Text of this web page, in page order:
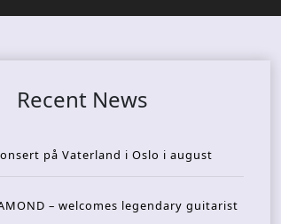
Recent News
på Vaterland i Oslo i august
– welcomes legendary guitarist